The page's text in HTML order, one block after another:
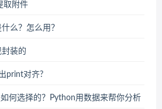
取附件
么？怎么用？
装的
print对齐?
何选择的？Python用数据来帮你分析